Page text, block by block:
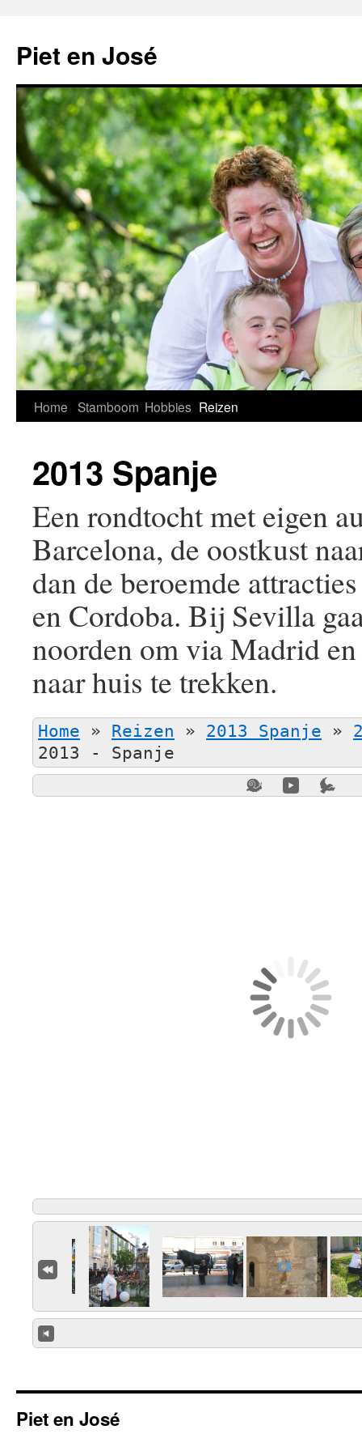
de
inhoud
Piet en José
Home Stamboom Hobbies Reizen
2013 Spanje
Een rondtocht met eigen
Barcelona, de oostkust
dan de beroemde
en Cordoba. Bij Sevilla
noorden om via Madrid
naar huis te trekken.
Home » Reizen » 2013 Spanje »
2013 - Spanje
Piet en José